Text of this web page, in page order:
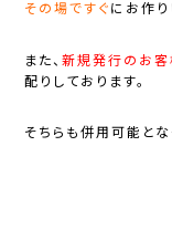
その場ですぐ にお作り
また、新規発行のお
配りしております。
そちらも併用可能と